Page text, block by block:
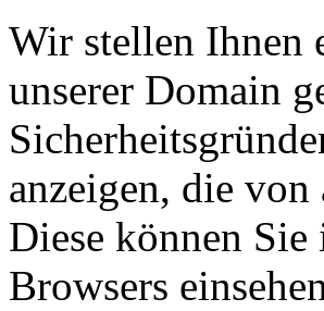
Wir stellen Ihnen
unserer Domain
anzeigen, die von
Diese können
Browsers